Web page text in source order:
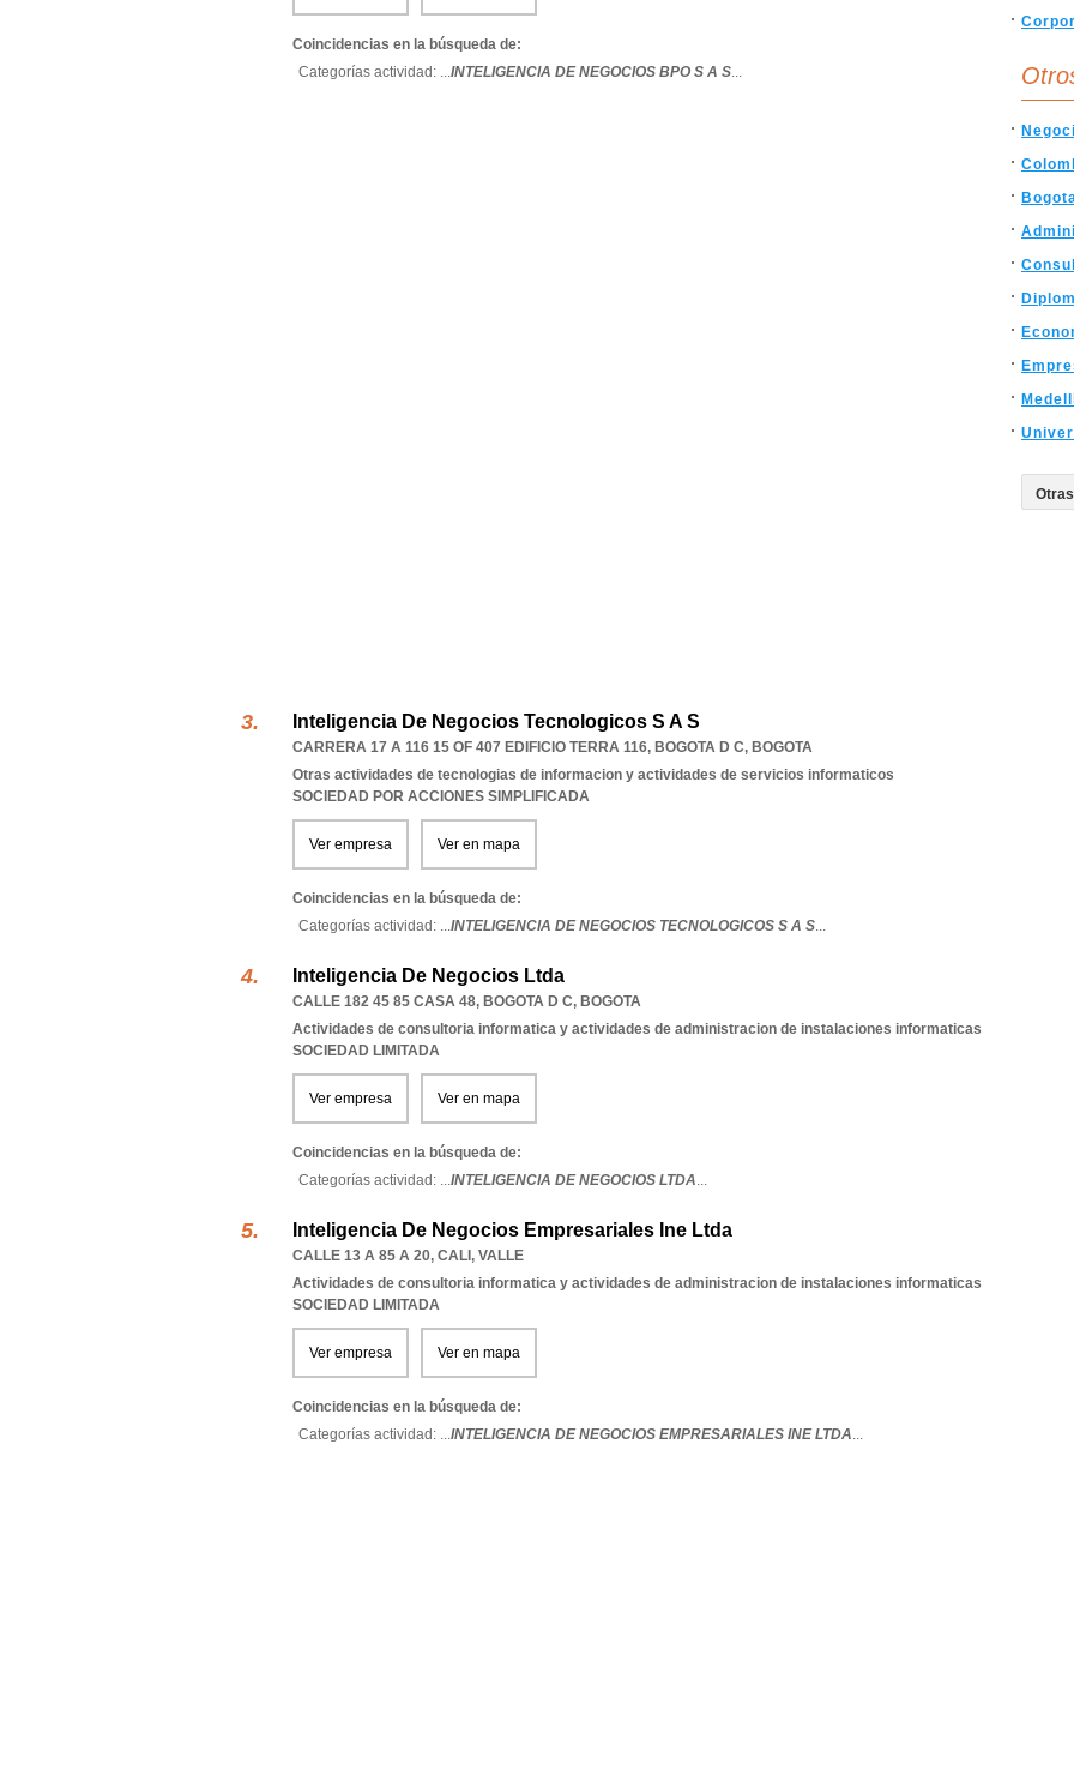
Coincidencias en la búsqueda de:
Categorías actividad: ...INTELIGENCIA DE NEGOCIOS BPO S A S...
Inteligencia De Negocios Tecnologicos S A S
CARRERA 17 A 116 15 OF 407 EDIFICIO TERRA 116, BOGOTA D C, BOGOTA
Otras actividades de tecnologias de informacion y actividades de servicios informaticos
SOCIEDAD POR ACCIONES SIMPLIFICADA
Ver empresa Ver en mapa
Coincidencias en la búsqueda de:
Categorías actividad: ...INTELIGENCIA DE NEGOCIOS TECNOLOGICOS S A S...
Inteligencia De Negocios Ltda
CALLE 182 45 85 CASA 48, BOGOTA D C, BOGOTA
Actividades de consultoria informatica y actividades de administracion de instalaciones informaticas
SOCIEDAD LIMITADA
Ver empresa Ver en mapa
Coincidencias en la búsqueda de:
Categorías actividad: ...INTELIGENCIA DE NEGOCIOS LTDA...
Inteligencia De Negocios Empresariales Ine Ltda
CALLE 13 A 85 A 20, CALI , VALLE
Actividades de consultoria informatica y actividades de administracion de instalaciones informaticas
SOCIEDAD LIMITADA
Ver empresa Ver en mapa
Coincidencias en la búsqueda de:
Categorías actividad: ...INTELIGENCIA DE NEGOCIOS EMPRESARIALES INE LTDA...